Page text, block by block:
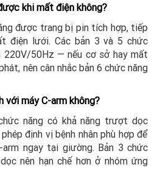
khi mất điện không?
được trang bị pin tích hợp, tiếp
điện lưới. Các bản 3 và 5 chức
220V/50Hz — nếu cơ sở hay mất
nên cân nhắc bản 6 chức năng
máy C-arm không?
năng có khả năng trượt dọc
định vị bệnh nhân phù hợp để
arm ngay tại giường. Bản 3 chức
nên hạn chế hơn ở nhóm ứng